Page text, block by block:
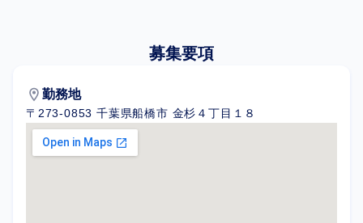
募集要項
location_on 勤務地
〒273-0853 千葉県船橋市 金杉４丁目１８